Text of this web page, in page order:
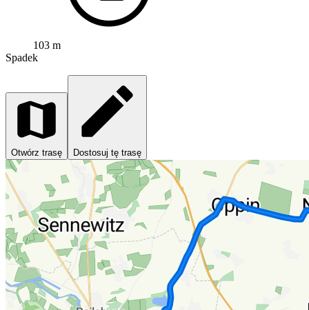
103 m
Spadek
Otwórz trasę Dostosuj tę trasę